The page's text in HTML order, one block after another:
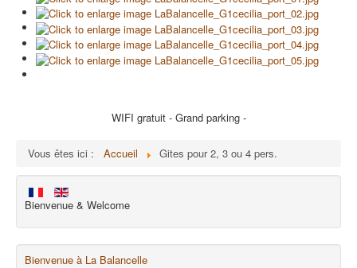
WIFI gratuit - Grand parking -
Vous êtes ici : Accueil Gites pour 2, 3 ou 4 pers.
Bienvenue & Welcome
Bienvenue à La Balancelle